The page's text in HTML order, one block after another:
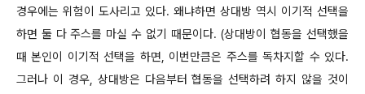
경우에는 위험이 도사리고 있다. 왜냐하면 상대방 역시 이기적 선택을
하면 둘 다 주스를 마실 수 없기 때문이다. (상대방이 협동을 선택했을
때 본인이 이기적 선택을 하면, 이번만큼은 주스를 독차지할 수 있다.
그러나 이 경우, 상대방은 다음부터 협동을 선택하려 하지 않을 것이